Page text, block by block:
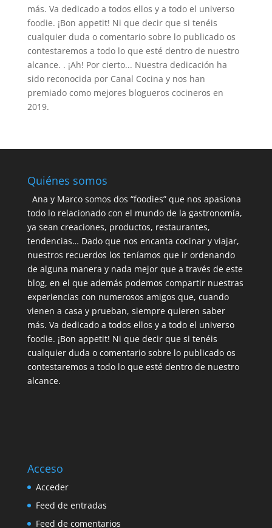
más. Va dedicado a todos ellos y a todo el universo
foodie. ¡Bon appetit! Ni que decir que si tenéis
cualquier duda o comentario sobre lo publicado os
contestaremos a todo lo que esté dentro de nuestro
alcance. . ¡Ah! Por cierto... Nuestra dedicación ha
sido reconocida por Canal Cocina y nos han
premiado como mejores blogueros cocineros en
2019.
Quiénes somos
Ana y Marco somos dos “foodies” que nos apasiona
todo lo relacionado con el mundo de la gastronomía,
ya sean creaciones, productos, restaurantes,
tendencias… Dado que nos encanta cocinar y viajar,
nuestros recuerdos los teníamos que ir ordenando
de alguna manera y nada mejor que a través de este
blog, en el que además podemos compartir nuestras
experiencias con numerosos amigos que, cuando
vienen a casa y prueban, siempre quieren saber
más. Va dedicado a todos ellos y a todo el universo
foodie. ¡Bon appetit! Ni que decir que si tenéis
cualquier duda o comentario sobre lo publicado os
contestaremos a todo lo que esté dentro de nuestro
alcance.
Acceso
Acceder
Feed de entradas
Feed de comentarios